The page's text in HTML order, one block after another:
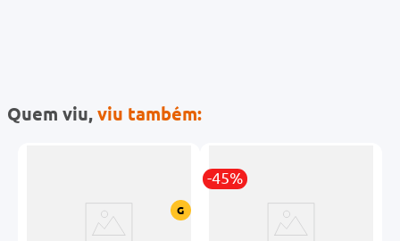
Quem viu,viu também:
G
-45%